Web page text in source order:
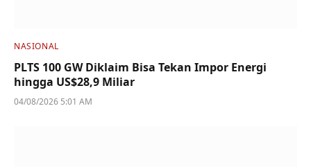
NASIONAL
PLTS 100 GW Diklaim Bisa Tekan Impor Energi
hingga US$28,9 Miliar
04/08/2026 5:01 AM